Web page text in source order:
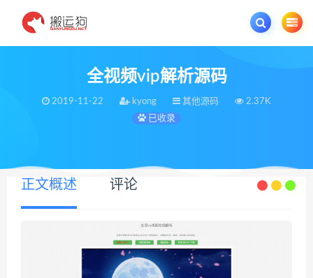
欢迎您光临搬运狗资源网，本站秉承服务宗旨 履行“站长”责任，销售只是起点 服
全视频vip解析源码
2019-11-22 kyong 其他源码
2.37K
已收录
正文概述 评论